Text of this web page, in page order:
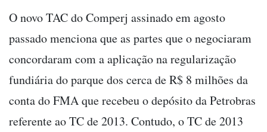
O novo TAC do Comperj assinado em agosto
passado menciona que as partes que o negociaram
concordaram com a aplicação na regularização
fundiária do parque dos cerca de R$ 8 milhões da
conta do FMA que recebeu o depósito da Petrobras
referente ao TC de 2013. Contudo, o TC de 2013